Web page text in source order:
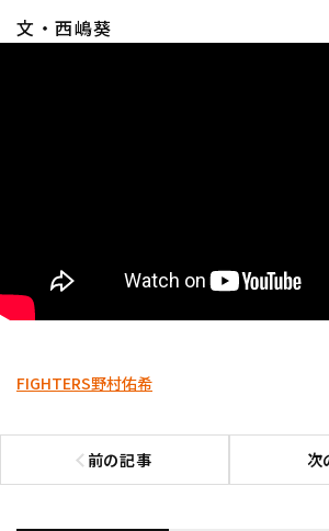
文・西嶋葵
FIGHTERS野村佑希
前の記事
前の記事へ 次